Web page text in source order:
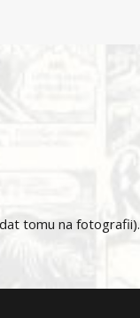
tomu na fotografii).